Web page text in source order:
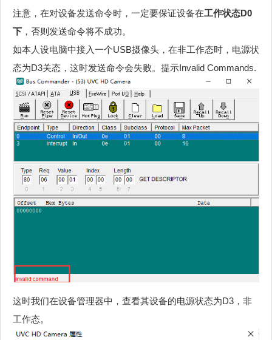
注意，在对设备发送命令时，一定要保证设备在工作状态D0
下 ，否则发送命令将不成功。
如本人设电脑中接入一个USB摄像头，在非工作态时，电源状
态为D3关态，这时发送命令会失败。提示Invalid Commands.
这时我们在设备管理器中，查看其设备的电源状态为D3，非
工作态。